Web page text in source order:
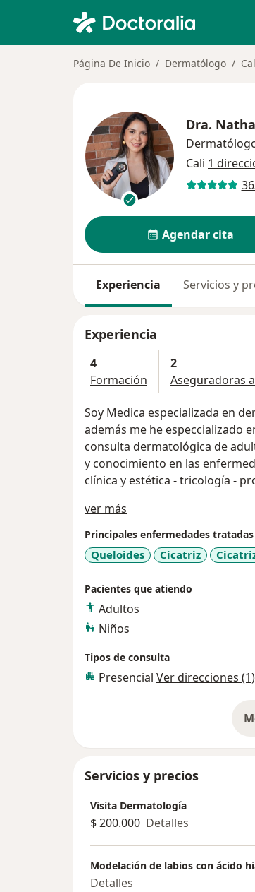
Página De Inicio Dermatólogo
Dra.
Cali 1
Agendar cita
Experiencia Servicios y
Experiencia
4
Formación
2
Aseguradoras
Soy Medica especializada en
además me he especcializado en
consulta dermatológica de
y conocimiento en las
clínica y estética - tricología -
ver más
Principales enfermedades tratadas
Queloides Cicatriz
Pacientes que atiendo
Adultos
Niños
Tipos de consulta
Presencial Ver direcciones (1)
Servicios y precios
Visita Dermatología
$ 200.000 Detalles
Modelación de labios con ácido
Detalles